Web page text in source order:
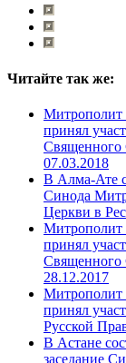
Читайте так же:
Митрополит
принял
Священного
07.03.2018
В Алма-Ате
Синода
Церкви в
Митрополит
принял
Священного
28.12.2017
Митрополит
принял
Русской
В Астане
заседание